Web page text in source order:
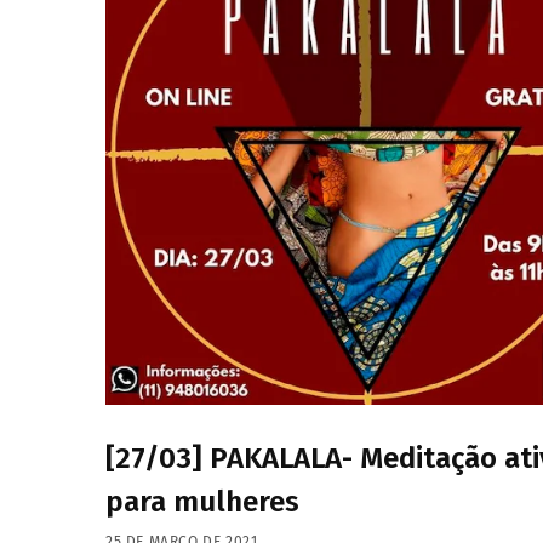
[27/03] PAKALALA- Meditação
para mulheres